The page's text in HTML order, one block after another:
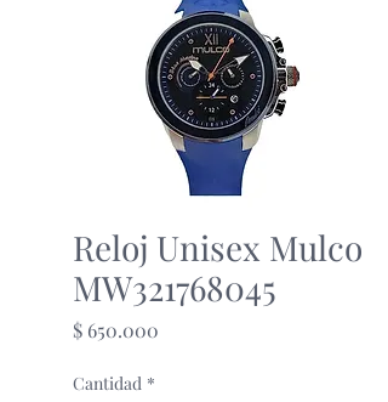
Reloj Unisex Mulco
MW321768045
$ 650.000
Cantidad *